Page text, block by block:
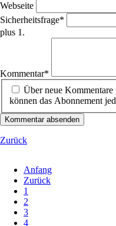
Webseite
Pflichtfeld
Sicherheitsfrage*
plus 1.
Kommentar*
Über neue
können das Abonnement
Kommentar absenden
Zurück
Anfang
Zurück
1
2
3
4